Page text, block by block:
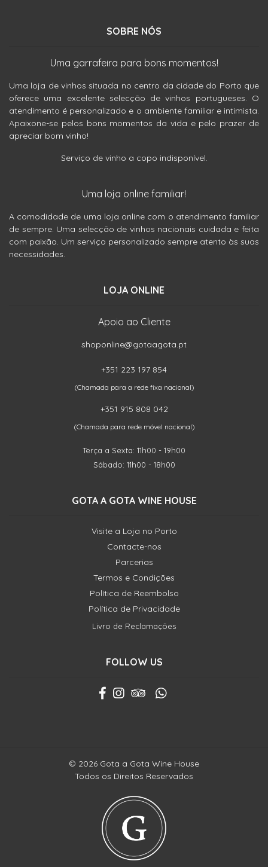
SOBRE NÓS
Uma garrafeira para bons momentos!
Uma loja de vinhos situada no centro da cidade do Porto que
oferece uma excelente selecção de vinhos portugueses. O
atendimento é personalizado e o ambiente familiar e intimista.
Apaixone-se pelos bons momentos da vida e pelo prazer de
apreciar bom vinho!
Serviço de vinho a copo indisponível.
Uma loja online familiar!
A comodidade de uma loja online com o atendimento familiar
de sempre. Uma selecção de vinhos nacionais cuidada e feita
com paixão. Um serviço personalizado sempre atento às suas
necessidades.
LOJA ONLINE
Apoio ao Cliente
shoponline@gotaagota.pt
+351 223 197 854
(Chamada para a rede fixa nacional)
+351 915 808 042
(Chamada para rede móvel nacional)
Terça a Sexta: 11h00 - 19h00
Sábado: 11h00 - 18h00
GOTA A GOTA WINE HOUSE
Visite a Loja no Porto
Contacte-nos
Parcerias
Termos e Condições
Política de Reembolso
Política de Privacidade
Livro de Reclamações
FOLLOW US
© 2026 Gota a Gota Wine House
Todos os Direitos Reservados